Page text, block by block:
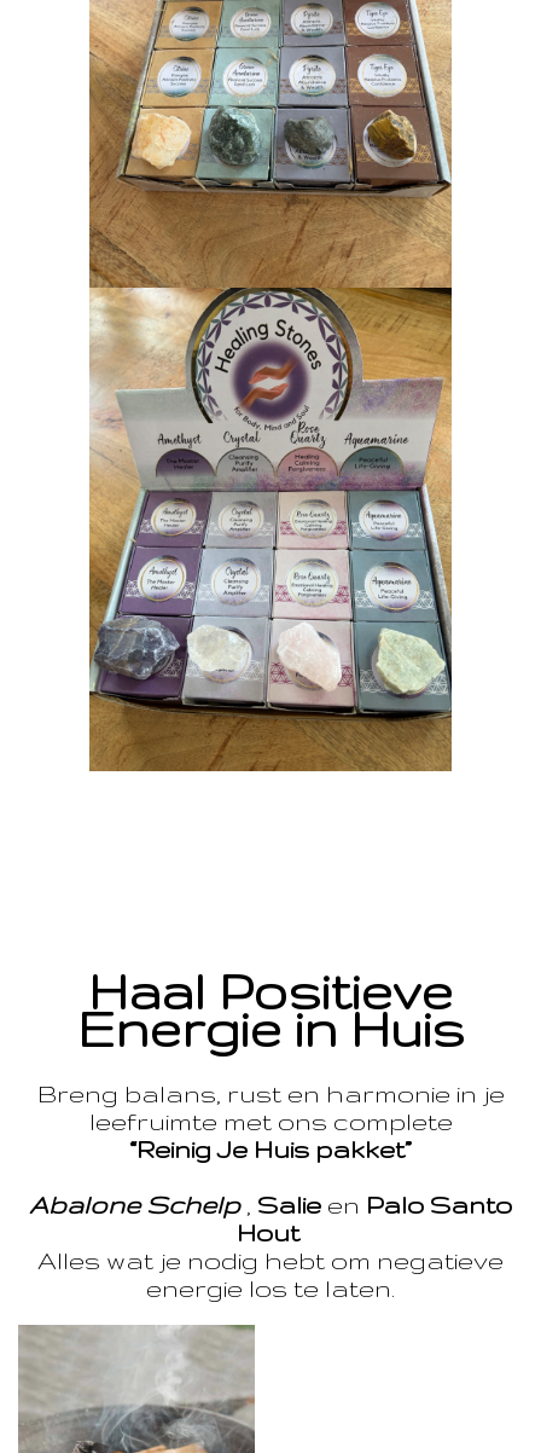
Haal Positieve
Energie in Huis
Breng balans, rust en harmonie in je
leefruimte met ons complete
“Reinig Je Huis pakket”
Abalone Schelp, Salie en Palo Santo
Hout
Alles wat je nodig hebt om negatieve
energie los te laten.